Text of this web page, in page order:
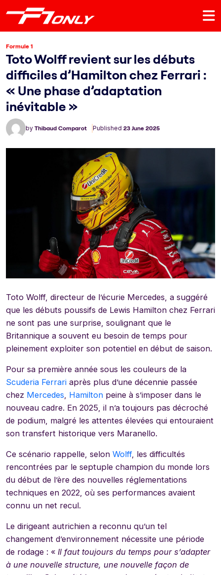
Formule 1
Toto Wolff revient sur les débuts
difficiles d’Hamilton chez Ferrari :
« Une phase d’adaptation
inévitable »
by Thibaud Comparot Published 23 June 2025
Toto Wolff, directeur de l’écurie Mercedes, a suggéré
que les débuts poussifs de Lewis Hamilton chez Ferrari
ne sont pas une surprise, soulignant que le
Britannique a souvent eu besoin de temps pour
pleinement exploiter son potentiel en début de saison.
Pour sa première année sous les couleurs de la
Scuderia Ferrari après plus d’une décennie passée
chez Mercedes Hamilton peine à s’imposer dans le
nouveau cadre. En 2025, il n’a toujours pas décroché
de podium, malgré les attentes élevées qui entouraient
son transfert historique vers Maranello.
Ce scénario rappelle, selon Wolff, les difficultés
rencontrées par le septuple champion du monde lors
du début de l’ère des nouvelles réglementations
techniques en 2022, où ses performances avaient
connu un net recul.
Le dirigeant autrichien a reconnu qu’un tel
changement d’environnement nécessite une période
de rodage : « Il faut toujours du temps pour s’adapter
à une nouvelle structure, une nouvelle façon de